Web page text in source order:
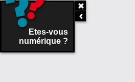
Etes-vous
numérique ?